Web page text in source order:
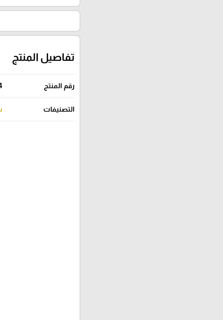
تفاصيل المنتج
رقم المنتج
التصنيفات